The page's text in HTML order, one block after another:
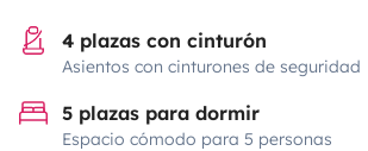
4 plazas con cinturón
Asientos con cinturones de seguridad
5 plazas para dormir
Espacio cómodo para 5 personas